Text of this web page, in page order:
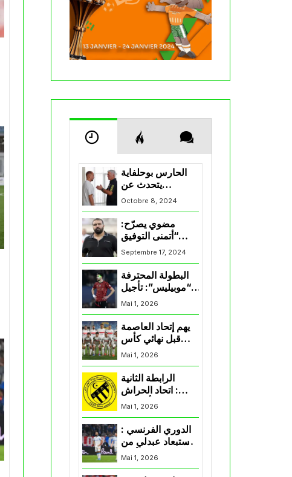
الحارس بوحلفاية
يتحدث عن
طموحاته مع
المنتخب و شباب
قسنطينة
Octobre 8, 2024
مضوي يصرّح:
“أتمنى التوفيق
لممثلي الكرة
الجزائرية في
Septembre 17, 2024
البطولة المحترفة
“موبيليس”: تأجيل
مباراة إتحاد
العاصمة وأتلتيك
بارادو
Mai 1, 2026
يهم إتحاد العاصمة
قبل نهائي كأس
اكاف : الزمالك
يسقط بثلاثية أمام
Mai 1, 2026
الرابطة الثانية
: اتحاد الحراش
يحسم التأهل إلى
“البلاي أوف”
Mai 1, 2026
الدوري الفرنسي :
استبعاد عبدلي من
قائمة مرسيليا أمام
Mai 1, 2026